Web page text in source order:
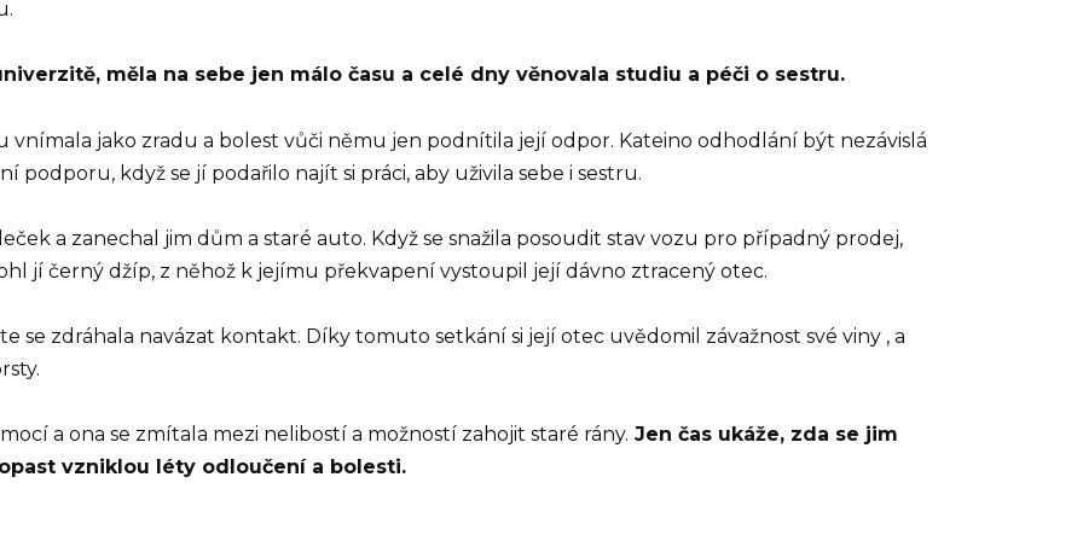
měla na sebe jen málo času a celé dny věnovala studiu a péči o sestru.
jako zradu a bolest vůči němu jen podnítila její odpor. Kateino odhodlání být nezávislá
když se jí podařilo najít si práci, aby uživila sebe i sestru.
a zanechal jim dům a staré auto. Když se snažila posoudit stav vozu pro případný prodej,
jí černý džíp, z něhož k jejímu překvapení vystoupil její dávno ztracený otec.
se zdráhala navázat kontakt. Díky tomuto setkání si její otec uvědomil závažnost své viny , a
a ona se zmítala mezi nelibostí a možností zahojit staré rány. Jen čas ukáže, zda se jim
vzniklou léty odloučení a bolesti.